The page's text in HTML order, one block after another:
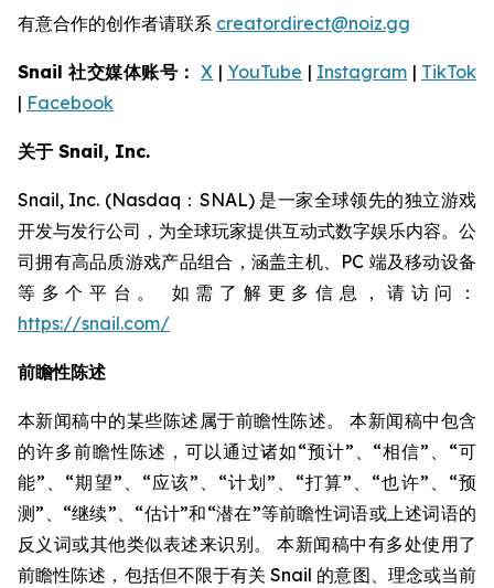
有意合作的创作者请联系 creatordirect@noiz.gg
Snail 社交媒体账号： X |YouTube | Instagram | TikTok
| Facebook
关于 Snail, Inc.
Snail, Inc. (Nasdaq：SNAL) 是一家全球领先的独立游戏
开发与发行公司，为全球玩家提供互动式数字娱乐内容。公
司拥有高品质游戏产品组合，涵盖主机、PC 端及移动设备
等多个平台。 如需了解更多信息，请访问：
https://snail.com/
前瞻性陈述
本新闻稿中的某些陈述属于前瞻性陈述。 本新闻稿中包含
的许多前瞻性陈述，可以通过诸如“预计”、“相信”、“可
能”、“期望”、“应该”、“计划”、“打算”、“也许”、“预
测”、“继续”、“估计”和“潜在”等前瞻性词语或上述词语的
反义词或其他类似表述来识别。 本新闻稿中有多处使用了
前瞻性陈述，包括但不限于有关 Snail 的意图、理念或当前